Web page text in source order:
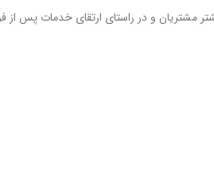
و در راستای ارتقای خدمات پس از